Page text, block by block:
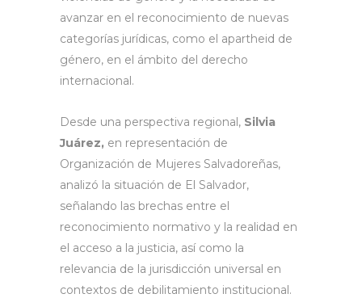
avanzar en el reconocimiento de nuevas
categorías jurídicas, como el apartheid de
género, en el ámbito del derecho
internacional.
Desde una perspectiva regional, Silvia
Juárez, en representación de
Organización de Mujeres Salvadoreñas,
analizó la situación de El Salvador,
señalando las brechas entre el
reconocimiento normativo y la realidad en
el acceso a la justicia, así como la
relevancia de la jurisdicción universal en
contextos de debilitamiento institucional.